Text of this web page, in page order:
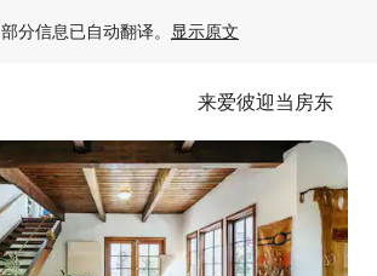
部分信息已自动翻译。 显示原文
来爱彼迎当房东